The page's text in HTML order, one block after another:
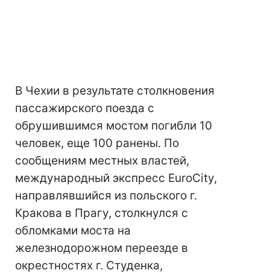
В Чехии в результате столкновения
пассажирского поезда с
обрушившимся мостом погибли 10
человек, еще 100 ранены. По
сообщениям местных властей,
международный экспресс EuroCity,
направлявшийся из польского г.
Кракова в Прагу, столкнулся с
обломками моста на
железнодорожном переезде в
окрестностях г. Студенка,